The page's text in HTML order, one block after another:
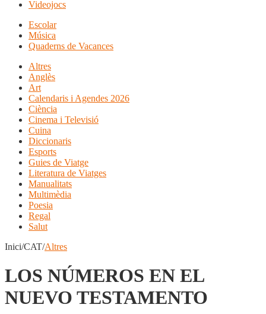
Videojocs
Escolar
Música
Quaderns de Vacances
Altres
Anglès
Art
Calendaris i Agendes 2026
Ciència
Cinema i Televisió
Cuina
Diccionaris
Esports
Guies de Viatge
Literatura de Viatges
Manualitats
Multimèdia
Poesia
Regal
Salut
Inici/CAT/Altres
LOS NÚMEROS EN EL
NUEVO TESTAMENTO